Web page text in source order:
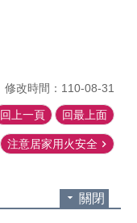
修改時間：110-08-31
回上一頁 回最上面
注意居家用火安全
關閉